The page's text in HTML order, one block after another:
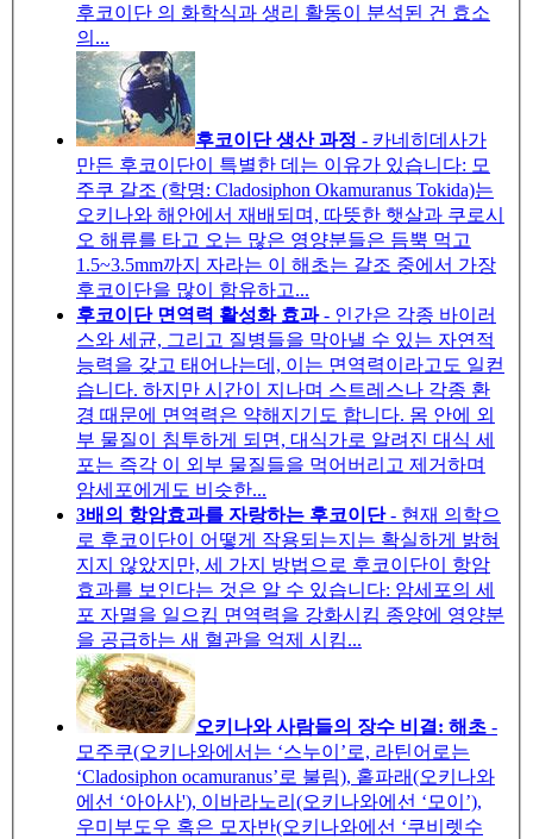
후코이단 의 화학식과 생리 활동이 분석된 건 효소
의...
후코이단 생산 과정 - 카네히데사가
만든 후코이단이 특별한 데는 이유가 있습니다: 모
주쿠 갈조 (학명: Cladosiphon Okamuranus Tokida)는
오키나와 해안에서 재배되며, 따뜻한 햇살과 쿠로시
오 해류를 타고 오는 많은 영양분들은 듬뿍 먹고
1.5~3.5mm까지 자라는 이 해초는 갈조 중에서 가장
후코이단을 많이 함유하고...
후코이단 면역력 활성화 효과- 인간은 각종 바이러
스와 세균, 그리고 질병들을 막아낼 수 있는 자연적
능력을 갖고 태어나는데, 이는 면역력이라고도 일컫
습니다. 하지만 시간이 지나며 스트레스나 각종 환
경 때문에 면역력은 약해지기도 합니다. 몸 안에 외
부 물질이 침투하게 되면, 대식가로 알려진 대식 세
포는 즉각 이 외부 물질들을 먹어버리고 제거하며
암세포에게도 비슷한...
3배의 항암효과를 자랑하는 후코이단- 현재 의학으
로 후코이단이 어떻게 작용되는지는 확실하게 밝혀
지지 않았지만, 세 가지 방법으로 후코이단이 항암
효과를 보인다는 것은 알 수 있습니다: 암세포의 세
포 자멸을 일으킴 면역력을 강화시킴 종양에 영양분
을 공급하는 새 혈관을 억제 시킴...
오키나와 사람들의 장수 비결: 해초 -
모주쿠(오키나와에서는 ‘스누이’로, 라틴어로는
‘Cladosiphon ocamuranus’로 불림), 홑파래(오키나와
에선 ‘아아사'), 이바라노리(오키나와에선 ‘모이’),
우미부도우 혹은 모자반(오키나와에선 ‘쿠비렛수